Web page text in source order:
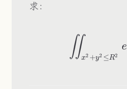
求：
∬x2 +y2 ≤R2
e